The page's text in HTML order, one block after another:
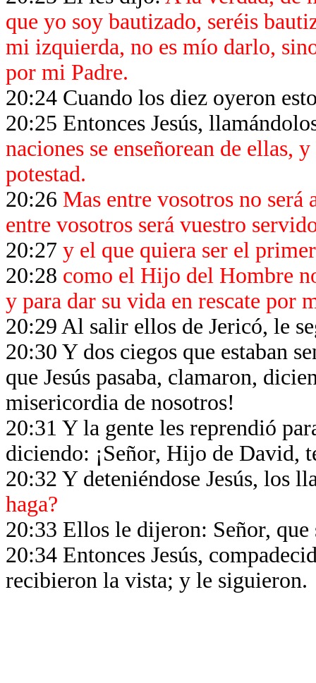
que yo soy bautizado, seréis
mi izquierda, no es mío darlo,
por mi Padre.
20:24 Cuando los diez oyeron
20:25 Entonces Jesús,
naciones se enseñorean de ellas,
potestad.
20:26 Mas entre vosotros no será
entre vosotros será vuestro
20:27 y el que quiera ser el
20:28 como el Hijo del Hombre
y para dar su vida en rescate por
20:29 Al salir ellos de Jericó, le
20:30 Y dos ciegos que estaban
que Jesús pasaba, clamaron,
misericordia de nosotros!
20:31 Y la gente les reprendió
diciendo: ¡Señor, Hijo de David,
20:32 Y deteniéndose Jesús, los
haga?
20:33 Ellos le dijeron: Señor, que
20:34 Entonces Jesús,
recibieron la vista; y le siguieron.